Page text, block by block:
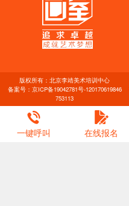
一键呼叫 在线报名
版权所有：北京李靖美术培训中心
备案号： 京ICP备19042781号-120170619846
753113